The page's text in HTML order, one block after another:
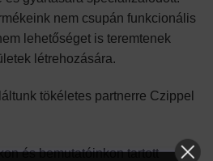
nem csupán funkcionális
lehetőséget is teremtenek
létrehozására.
tökéletes partnerre Czippel
és bemutatóinkon tartott